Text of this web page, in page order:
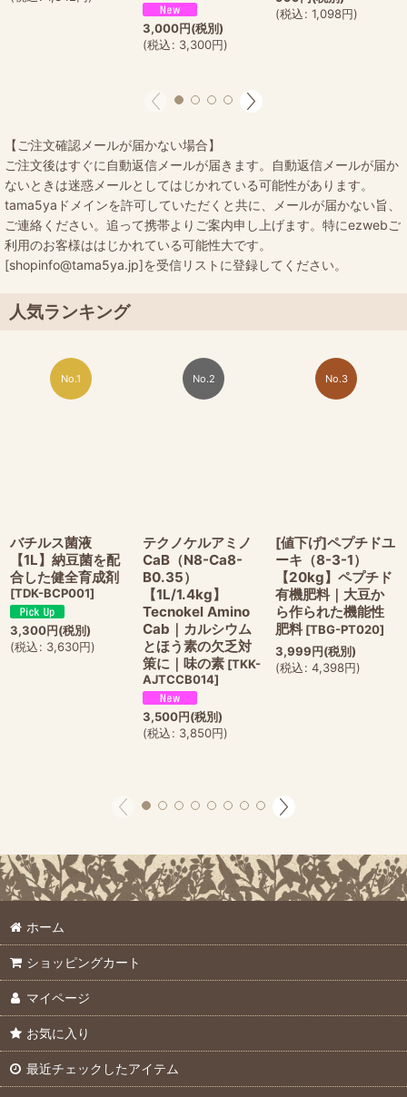
3,000円(税別)
(税込: 3,300円)
(税込: 1,098円)
【ご注文確認メールが届かない場合】
ご注文後はすぐに自動返信メールが届きます。自動返信メールが届か
ないときは迷惑メールとしてはじかれている可能性があります。
tama5yaドメインを許可していただくと共に、メールが届かない旨、
ご連絡ください。追って携帯よりご案内申し上げます。特にezwebご
利用のお客様ははじかれている可能性大です。
[shopinfo@tama5ya.jp]を受信リストに登録してください。
人気ランキング
No.1
バチルス菌液
【1L】納豆菌を配
合した健全育成剤
[TDK-BCP001]
3,300円(税別)
(税込: 3,630円)
No.2
テクノケルアミノ
CaB（N8-Ca8-
B0.35）
【1L/1.4kg】
Tecnokel Amino
Cab｜カルシウム
とほう素の欠乏対
策に｜味の素 [TKK-
AJTCCB014]
3,500円(税別)
(税込: 3,850円)
No.3
[値下げ]ペプチドユ
ーキ（8-3-1）
【20kg】ペプチド
有機肥料｜大豆か
ら作られた機能性
肥料 [TBG-PT020]
3,999円(税別)
(税込: 4,398円)
ホーム
ショッピングカート
マイページ
お気に入り
最近チェックしたアイテム